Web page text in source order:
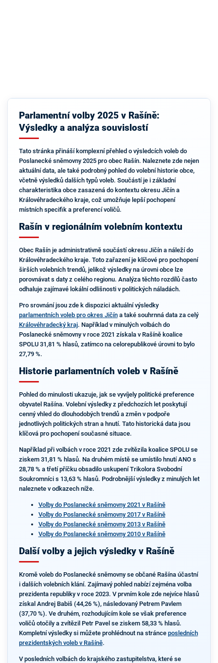
Parlamentní volby 2025 v Rašíně:
Výsledky a analýza souvislostí
Tato stránka přináší komplexní přehled o výsledcích voleb do
Poslanecké sněmovny 2025 pro obec Rašín. Naleznete zde nejen
aktuální data, ale také podrobný pohled do volební historie obce,
včetně výsledků dalších typů voleb. Součástí je i základní
charakteristika obce zasazená do kontextu okresu Jičín a
Královéhradeckého kraje, což umožňuje lepší pochopení
místních specifik a preferencí voličů.
Rašín v regionálním volebním kontextu
Obec Rašín je administrativně součástí okresu Jičín a náleží do
Královéhradeckého kraje. Toto zařazení je klíčové pro pochopení
širších volebních trendů, jelikož výsledky na úrovni obce lze
porovnávat s daty z celého regionu. Analýza těchto rozdílů často
odhaluje zajímavé lokální odlišnosti v politických náladách.
Pro srovnání jsou zde k dispozici aktuální výsledky
parlamentních voleb pro okres Jičína také souhrnná data za celý
Královéhradecký kraj. Například v minulých volbách do
Poslanecké sněmovny v roce 2021 získala v Rašíně koalice
SPOLU 31,81 % hlasů, zatímco na celorepublikové úrovni to bylo
27,79 %.
Historie parlamentních voleb v Rašíně
Pohled do minulosti ukazuje, jak se vyvíjely politické preference
obyvatel Rašína. Volební výsledky z předchozích let poskytují
cenný vhled do dlouhodobých trendů a změn v podpoře
jednotlivých politických stran a hnutí. Tato historická data jsou
klíčová pro pochopení současné situace.
Například při volbách v roce 2021 zde zvítězila koalice SPOLU se
ziskem 31,81 % hlasů. Na druhém místě se umístilo hnutí ANO s
28,78 % a třetí příčku obsadilo uskupení Trikolora Svobodní
Soukromníci s 13,63 % hlasů. Podrobnější výsledky z minulých let
naleznete v odkazech níže.
Volby do Poslanecké sněmovny 2021 v Rašíně
Volby do Poslanecké sněmovny 2017 v Rašíně
Volby do Poslanecké sněmovny 2013 v Rašíně
Volby do Poslanecké sněmovny 2010 v Rašíně
Další volby a jejich výsledky v Rašíně
Kromě voleb do Poslanecké sněmovny se občané Rašína účastní
i dalších volebních klání. Zajímavý pohled nabízí zejména volba
prezidenta republiky v roce 2023. V prvním kole zde nejvíce hlasů
získal Andrej Babiš (44,26 %), následovaný Petrem Pavlem
(37,70 %). Ve druhém, rozhodujícím kole se však preference
voličů otočily a zvítězil Petr Pavel se ziskem 58,33 % hlasů.
Kompletní výsledky si můžete prohlédnout na stránce posledních
prezidentských voleb v Rašíně.
V posledních volbách do krajského zastupitelstva, které se